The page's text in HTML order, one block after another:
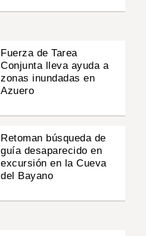
Fuerza de Tarea
Conjunta lleva ayuda a
zonas inundadas en
Azuero
Retoman búsqueda de
guía desaparecido en
excursión en la Cueva
del Bayano